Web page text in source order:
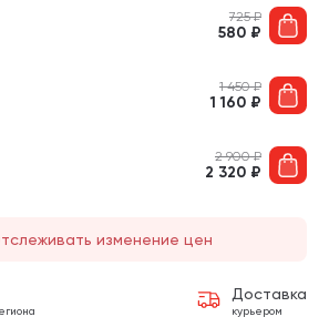
725₽
580 ₽
1 450₽
1 160 ₽
2 900₽
2 320 ₽
изменение цен
Доставка
курьером